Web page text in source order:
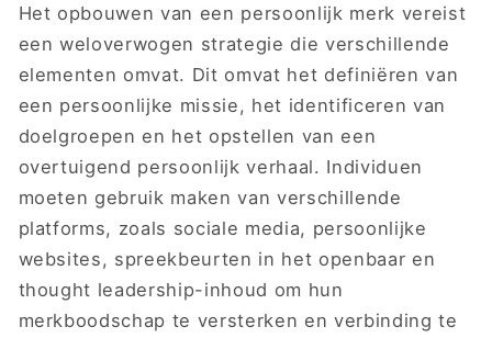
Het opbouwen van een persoonlijk merk vereist
een weloverwogen strategie die verschillende
elementen omvat. Dit omvat het definiëren van
een persoonlijke missie, het identificeren van
doelgroepen en het opstellen van een
overtuigend persoonlijk verhaal. Individuen
moeten gebruik maken van verschillende
platforms, zoals sociale media, persoonlijke
websites, spreekbeurten in het openbaar en
thought leadership-inhoud om hun
merkboodschap te versterken en verbinding te